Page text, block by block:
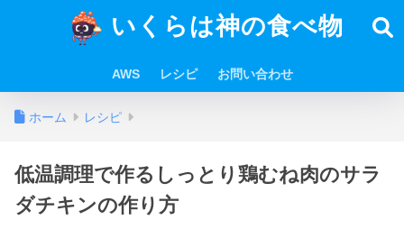
いくらは神の食べ物
AWS レシピ お問い合わせ
ホーム レシピ
低温調理で作るしっとり鶏むね肉のサラ
ダチキンの作り方